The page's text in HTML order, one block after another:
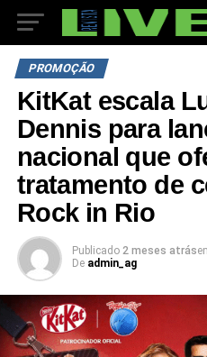
PROMOÇÃO
KitKat escala
Dennis para
nacional que
tratamento de
Rock in Rio
Publicado 2 meses atrás
De admin_ag